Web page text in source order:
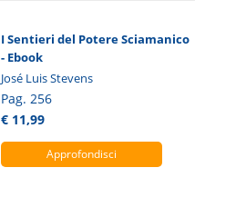
I Sentieri del Potere Sciamanico
- Ebook
José Luis Stevens
Pag. 256
€ 11,99
Approfondisci